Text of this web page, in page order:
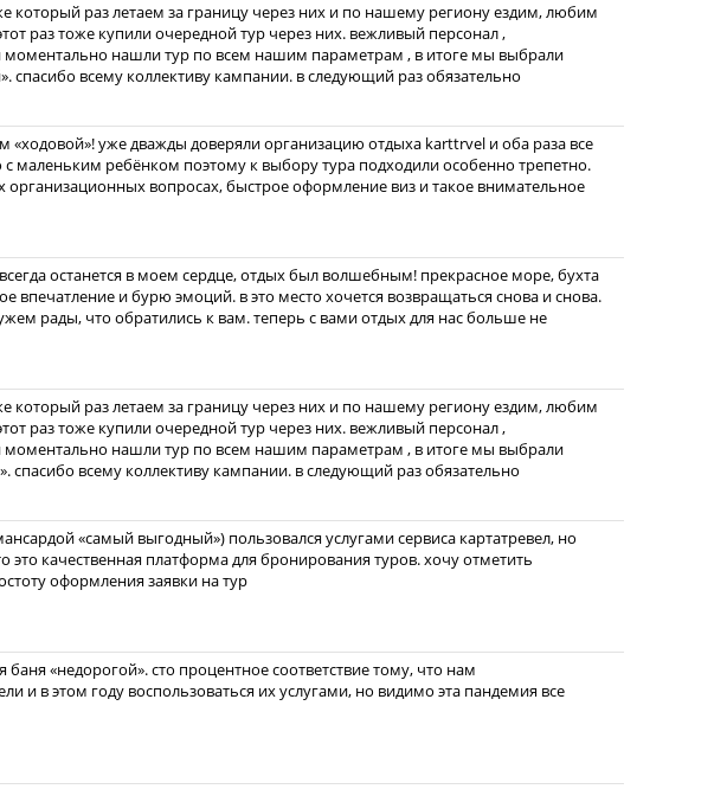
который раз летаем за границу через них и по нашему региону ездим, любим
раз тоже купили очередной тур через них. вежливый персонал ,
моментально нашли тур по всем нашим параметрам , в итоге мы выбрали
всему коллективу кампании. в следующий раз обязательно
уже дважды доверяли организацию отдыха karttrvel и оба раза все
маленьким ребёнком поэтому к выбору тура подходили особенно трепетно.
вопросах, быстрое оформление виз и такое внимательное
останется в моем сердце, отдых был волшебным! прекрасное море, бухта
впечатление и бурю эмоций. в это место хочется возвращаться снова и снова.
рады, что обратились к вам. теперь с вами отдых для нас больше не
который раз летаем за границу через них и по нашему региону ездим, любим
раз тоже купили очередной тур через них. вежливый персонал ,
моментально нашли тур по всем нашим параметрам , в итоге мы выбрали
всему коллективу кампании. в следующий раз обязательно
«самый выгодный») пользовался услугами сервиса картатревел, но
это качественная платформа для бронирования туров. хочу отметить
оформления заявки на тур
«недорогой». сто процентное соответствие тому, что нам
и в этом году воспользоваться их услугами, но видимо эта пандемия все